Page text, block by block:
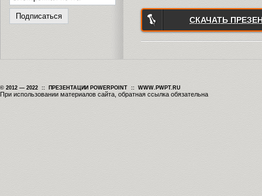
СКАЧАТЬ
© 2012 — 2022 :: ПРЕЗЕНТАЦИИ POWERPOINT :: WWW.PWPT.RU
При использовании материалов сайта, обратная ссылка обязательна